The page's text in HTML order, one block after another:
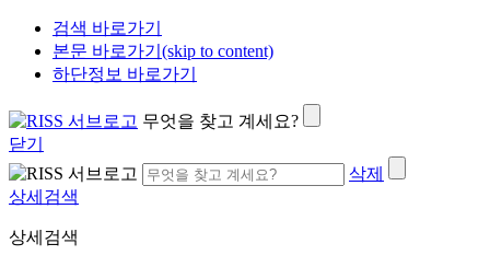
검색 바로가기
본문 바로가기(skip to content)
하단정보 바로가기
무엇을 찾고 계세요?
닫기
삭제
상세검색
상세검색